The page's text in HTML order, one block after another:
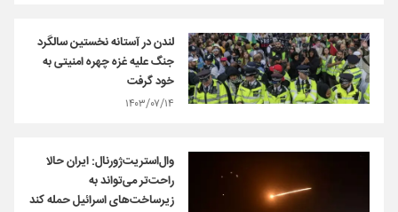
لندن در آستانه نخستین سالگرد
جنگ علیه غزه چهره امنیتی به
خود گرفت
۱۴۰۳/۰۷/۱۴
وال‌استریت‌ژورنال: ایران حالا
راحت‌تر می‌تواند به
زیرساخت‌های اسرائیل حمله کند